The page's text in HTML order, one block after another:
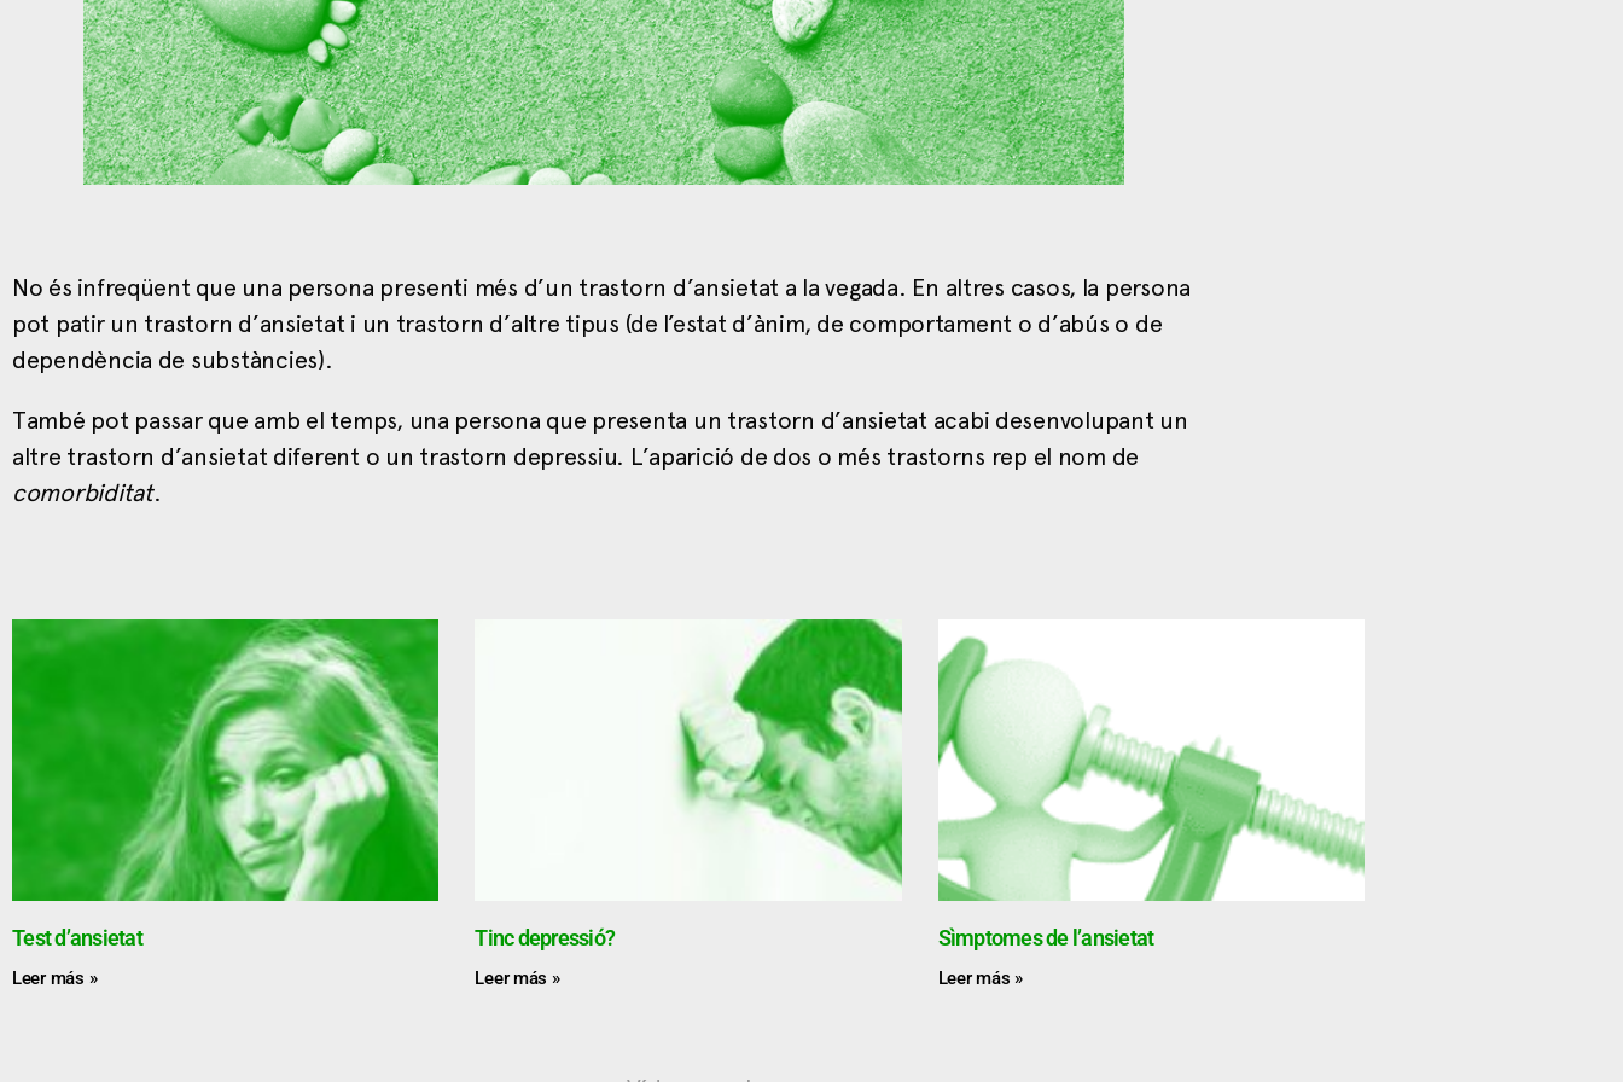
No és infreqüent que una persona presenti més d’un trastorn d’ansietat a la vegada. En altres casos, la persona
pot patir un trastorn d’ansietat i un trastorn d’altre tipus (de l’estat d’ànim, de comportament o d’abús o de
dependència de substàncies).
També pot passar que amb el temps, una persona que presenta un trastorn d’ansietat acabi desenvolupant un
altre trastorn d’ansietat diferent o un trastorn depressiu. L’aparició de dos o més trastorns rep el nom de
comorbiditat.
Test d’ansietat
Leer más »
Tinc depressió?
Leer más »
Sìmptomes de l’ansietat
Leer más »